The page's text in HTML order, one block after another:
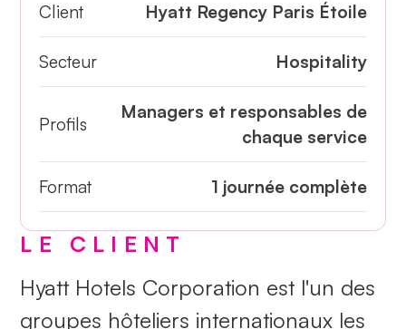
LE CLIENT
Hyatt Hotels Corporation est l'un des
groupes hôteliers internationaux les
Client Hyatt Regency Paris Étoile
Secteur Hospitality
Profils
Managers et responsables de
chaque service
Format 1 journée complète